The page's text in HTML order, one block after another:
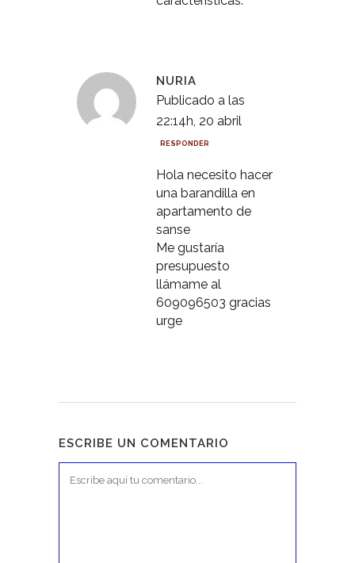
NURIA
Publicado a las
22:14h, 20 abril
RESPONDER
Hola necesito hacer
una barandilla en
apartamento de
sanse
Me gustaría
presupuesto
llámame al
609096503 gracias
urge
ESCRIBE UN COMENTARIO